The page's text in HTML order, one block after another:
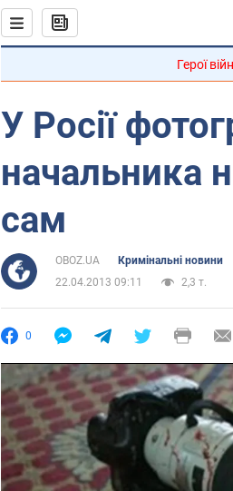
Герої
У Росії
начальника
сам
OBOZ.UA
Кримінальні новини
22.04.2013 09:11
2,3 т.
0